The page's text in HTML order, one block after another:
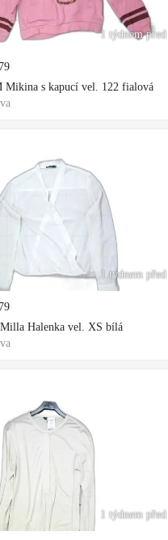
1 týdnem před
Mikina s kapucí vel. 122 fialová
1 týdnem před
Halenka vel. XS bílá
1 týdnem před